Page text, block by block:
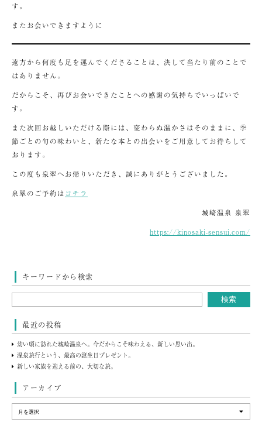
す。
またお会いできますように
遠方から何度も足を運んでくださることは、決して当たり前のことで
はありません。
だからこそ、再びお会いできたことへの感謝の気持ちでいっぱいで
す。
また次回お越しいただける際には、変わらぬ温かさはそのままに、季
節ごとの旬の味わいと、新たな本との出会いをご用意してお待ちして
おります。
この度も泉翠へお帰りいただき、誠にありがとうございました。
泉翠のご予約は コチラ
城崎温泉 泉翠
https://kinosaki-sensui.com/
キーワードから検索
最近の投稿
幼い頃に訪れた城崎温泉へ。今だからこそ味わえる、新しい思い出。
温泉旅行という、最高の誕生日プレゼント。
新しい家族を迎える前の、大切な旅。
アーカイブ